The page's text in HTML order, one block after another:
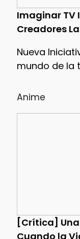
Imaginar TV
Creadores
Nueva
mundo de la
Anime
[Crítica]
Cuando la